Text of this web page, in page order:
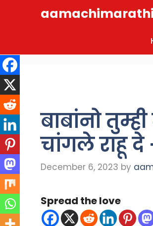
बाबांनो
चांगले राहू दे
December 6, 2023 by
Spread the love